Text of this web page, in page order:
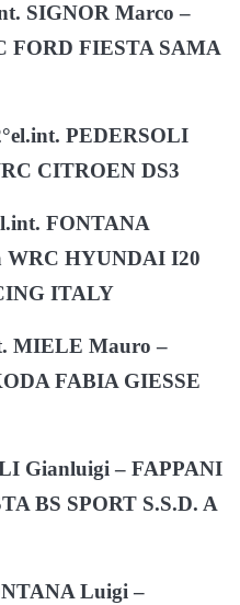
SIGNOR Marco –
FORD FIESTA SAMA
PEDERSOLI
CITROEN DS3
FONTANA
WRC HYUNDAI I20
ITALY
MIELE Mauro –
FABIA GIESSE
Gianluigi – FAPPANI
BS SPORT S.S.D. A
Luigi –